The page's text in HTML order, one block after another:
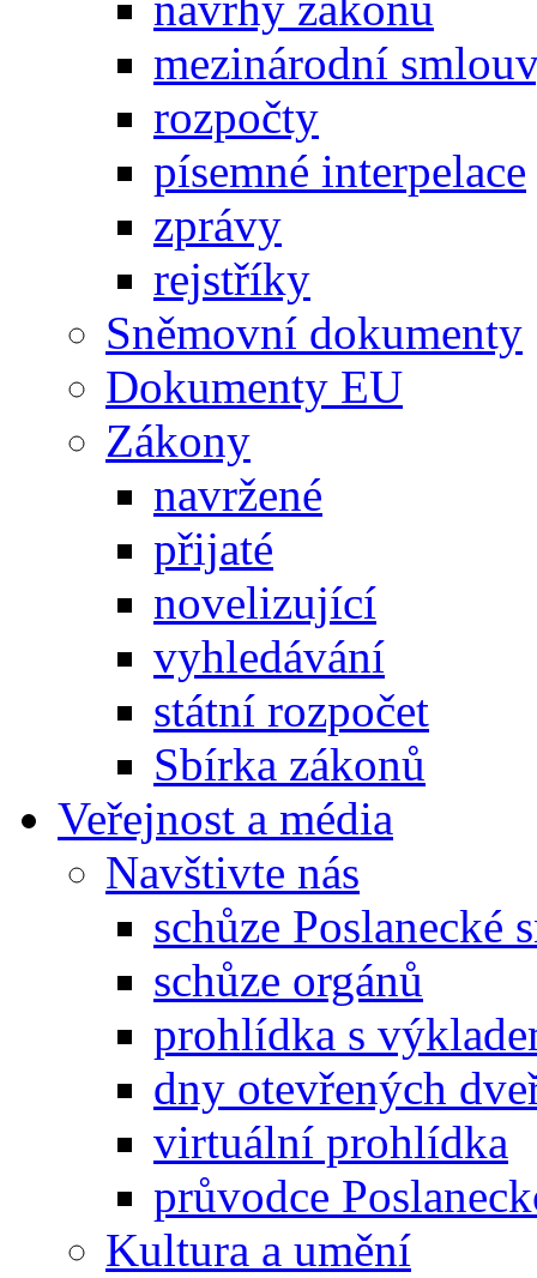
mezinárodní
rozpočty
písemné interpelace
zprávy
rejstříky
Sněmovní dokumenty
Dokumenty EU
Zákony
navržené
přijaté
novelizující
vyhledávání
státní rozpočet
Sbírka zákonů
Veřejnost a média
Navštivte nás
schůze Poslanecké
schůze orgánů
prohlídka s
dny otevřených
virtuální prohlídka
průvodce
Kultura a umění